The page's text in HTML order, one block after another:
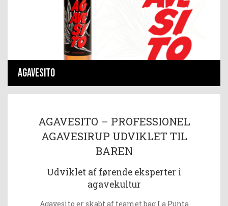
AGAVESITO
AGAVESITO – PROFESSIONEL
AGAVESIRUP UDVIKLET TIL
BAREN
Udviklet af førende eksperter i
agavekultur
Agavesito er skabt af teamet bag La Punta